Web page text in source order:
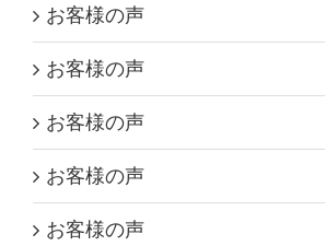
お客様の声
お客様の声
お客様の声
お客様の声
お客様の声